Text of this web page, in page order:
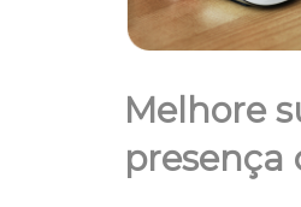
Melhore
presença